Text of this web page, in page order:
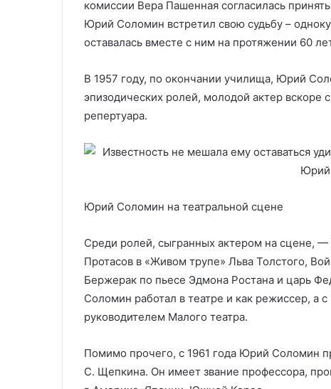
комиссии Вера Пашенная согласилась
Юрий Соломин встретил свою судьбу –
оставалась вместе с ним на протяжении 60
В 1957 году, по окончании училища, Юрий
эпизодических ролей, молодой актер вскоре
репертуара.
Юрий Соломин на театральной сцене
Среди ролей, сыгранных актером на сцене, —
Протасов в «Живом трупе» Льва Толстого,
Бержерак по пьесе Эдмона Ростана и царь
Соломин работал в театре и как режиссер, а
руководителем Малого театра.
Помимо прочего, с 1961 года Юрий Соломин
С. Щепкина. Он имеет звание профессора,